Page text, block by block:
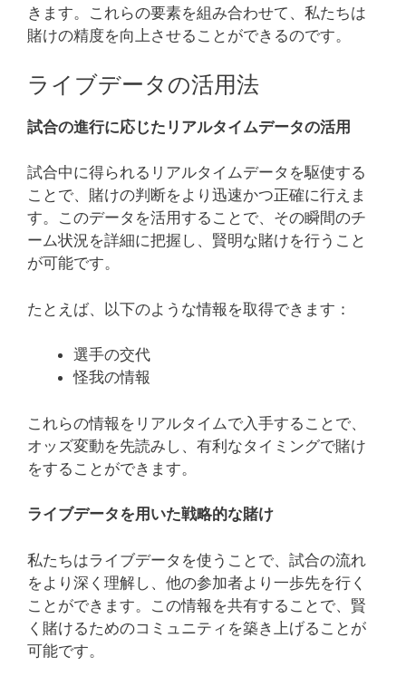
きます。これらの要素を組み合わせて、私たちは
賭けの精度を向上させることができるのです。
ライブデータの活用法
試合の進行に応じたリアルタイムデータの活用
試合中に得られるリアルタイムデータを駆使する
ことで、賭けの判断をより迅速かつ正確に行えま
す。このデータを活用することで、その瞬間のチ
ーム状況を詳細に把握し、賢明な賭けを行うこと
が可能です。
たとえば、以下のような情報を取得できます：
選手の交代
怪我の情報
これらの情報をリアルタイムで入手することで、
オッズ変動を先読みし、有利なタイミングで賭け
をすることができます。
ライブデータを用いた戦略的な賭け
私たちはライブデータを使うことで、試合の流れ
をより深く理解し、他の参加者より一歩先を行く
ことができます。この情報を共有することで、賢
く賭けるためのコミュニティを築き上げることが
可能です。